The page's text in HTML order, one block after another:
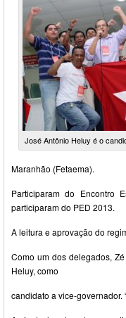
José Antônio Heluy é o
Maranhão (Fetaema).
Participaram do Encontro
participaram do PED 2013.
A leitura e aprovação do
Como um dos delegados,
Heluy, como
candidato a vice-governador.